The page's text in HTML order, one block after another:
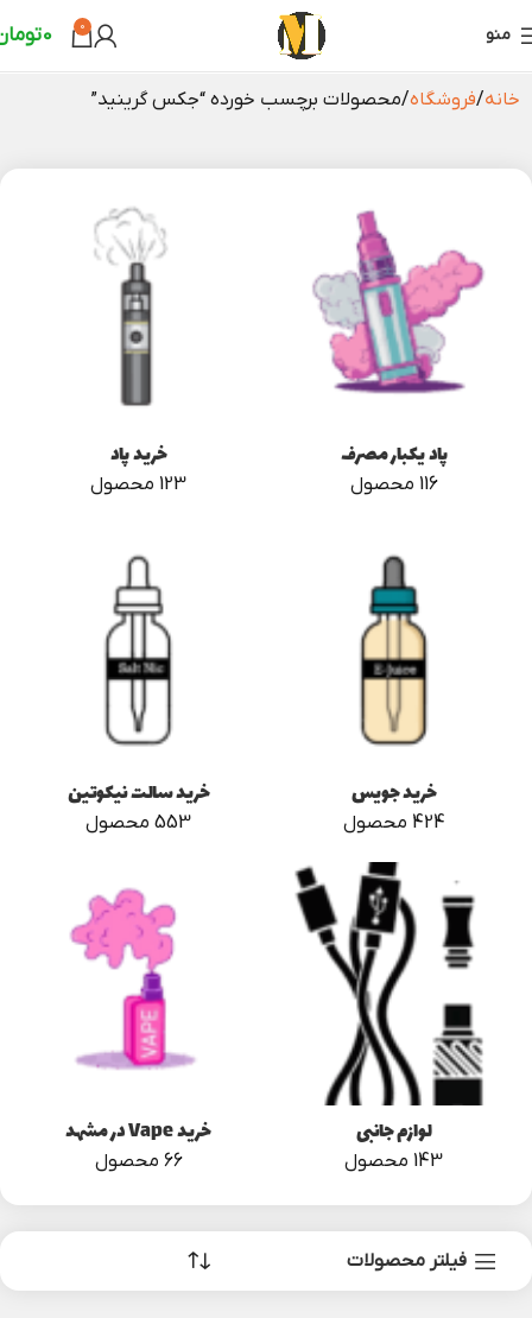
منو 0
0
خانه فروشگاه محصولات برچسب خورده “جکس گرینید”
پاد یکبار مصرف
116 محصول
خرید پاد
123 محصول
خرید جویس
424 محصول
خرید سالت نیکوتین
553 محصول
لوازم جانبی
143 محصول
خرید Vape در مشهد
66 محصول
فیلتر محصولات